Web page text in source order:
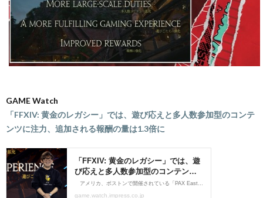
GAME Watch
「FFXIV: 黄金のレガシー」では、遊び応えと多人数参加型のコンテ
ンツに注力、追加される報酬の量は1.3倍に